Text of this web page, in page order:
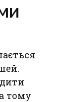
тому